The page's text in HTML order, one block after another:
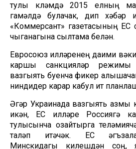
тулы күләмдә 2015 елның
гамәлдә булачак, дип хәбәр
«Коммерсант» газетасының ЕС
чыганагына сылтама белән.
Евросоюз илләренең даими
каршы санкцияләр режимы
вазгыять буенча фикер
ниндидер карар кабул итү
Әгәр Украинада вазгыять азмы
икән, ЕС илләре Россиягә
тулысынча озайтырга
таләп итәчәк. ЕС
Минскидагы килешүдән соң,